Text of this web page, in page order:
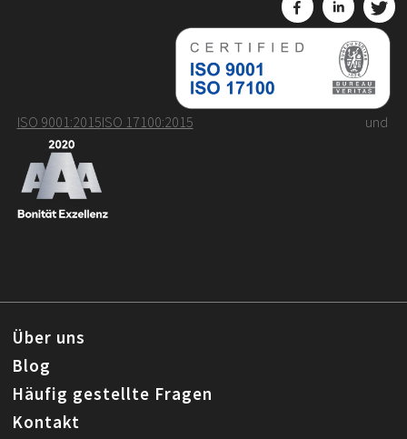
ISO 9001:2015 und
ISO 17100:2015
Über uns
Blog
Häufig gestellte Fragen
Kontakt